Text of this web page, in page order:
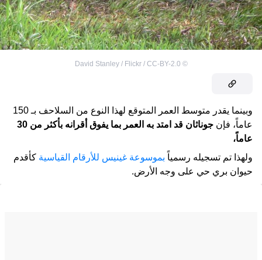
©
David Stanley / Flickr / CC-BY-2.0
وبينما يقدر متوسط العمر المتوقع لهذا النوع من السلاحف بـ 150
عاماً، فإن
جوناثان قد امتد به العمر بما يفوق أقرانه بأكثر من 30
عاماً،
ولهذا تم تسجيله رسمياً بموسوعة غينيس للأرقام القياسية كأقدم
حيوان بري حي على وجه الأرض.